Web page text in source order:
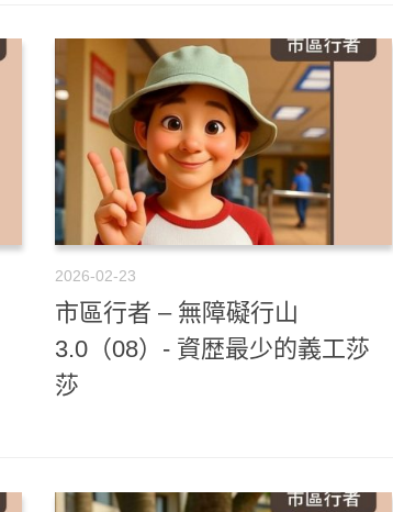
2026-02-23
市區行者 – 無障礙行山
3.0（08）- 資歴最少的義工莎
莎